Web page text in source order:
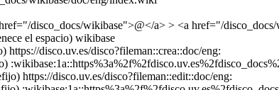
disco_docs/wikibase">@</a> > <a href="/
el espacio) wikibase
https://disco.uv.es/disco?fileman::crea::doc/eng:
https://disco.uv.es/disco?fileman::edit::doc/eng: